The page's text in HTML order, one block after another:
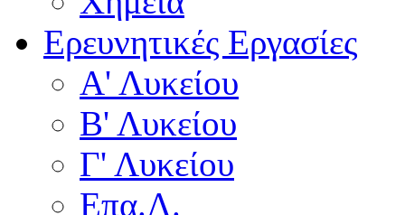
Ερευνητικές Εργασίες
Α' Λυκείου
Β' Λυκείου
Γ' Λυκείου
Επα.Λ.